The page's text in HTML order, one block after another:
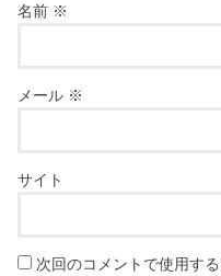
名前 ※
メール ※
サイト
次回のコメントで使用す